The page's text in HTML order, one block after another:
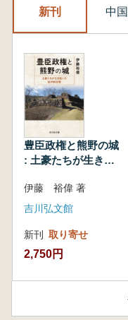
新刊 中
豊臣政権と熊野の城
: 土豪たちが生き抜
伊藤 裕偉 著
吉川弘文館
新刊 取り寄せ
2,750円